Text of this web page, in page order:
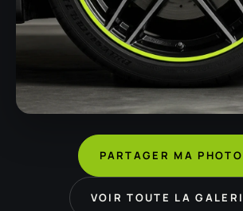
PARTAGER MA PHOTO
VOIR TOUTE LA